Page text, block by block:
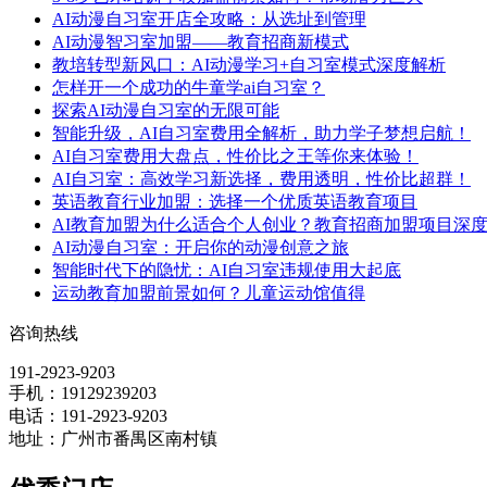
AI动漫自习室开店全攻略：从选址到管理
AI动漫智习室加盟——教育招商新模式
教培转型新风口：AI动漫学习+自习室模式深度解析
怎样开一个成功的牛童学ai自习室？
探索AI动漫自习室的无限可能
智能升级，AI自习室费用全解析，助力学子梦想启航！
AI自习室费用大盘点，性价比之王等你来体验！
AI自习室：高效学习新选择，费用透明，性价比超群！
英语教育行业加盟：选择一个优质英语教育项目
AI教育加盟为什么适合个人创业？教育招商加盟项目深
AI动漫自习室：开启你的动漫创意之旅
智能时代下的隐忧：AI自习室违规使用大起底
运动教育加盟前景如何？儿童运动馆值得
咨询热线
191-2923-9203
手机：19129239203
电话：191-2923-9203
地址：广州市番禺区南村镇